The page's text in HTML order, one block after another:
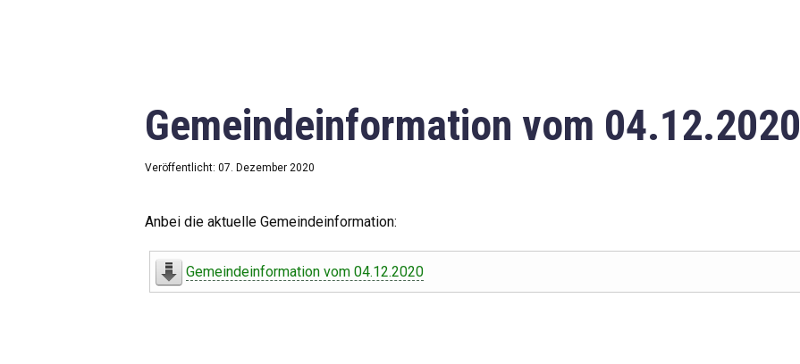
Gemeindeinformation vom 04.12.2020
Veröffentlicht: 07. Dezember 2020
Anbei die aktuelle Gemeindeinformation:
Gemeindeinformation vom 04.12.2020